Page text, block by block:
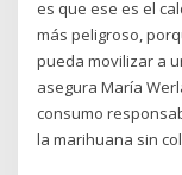
es que ese es el
más peligroso,
pueda movilizar a
asegura María
consumo
la marihuana sin